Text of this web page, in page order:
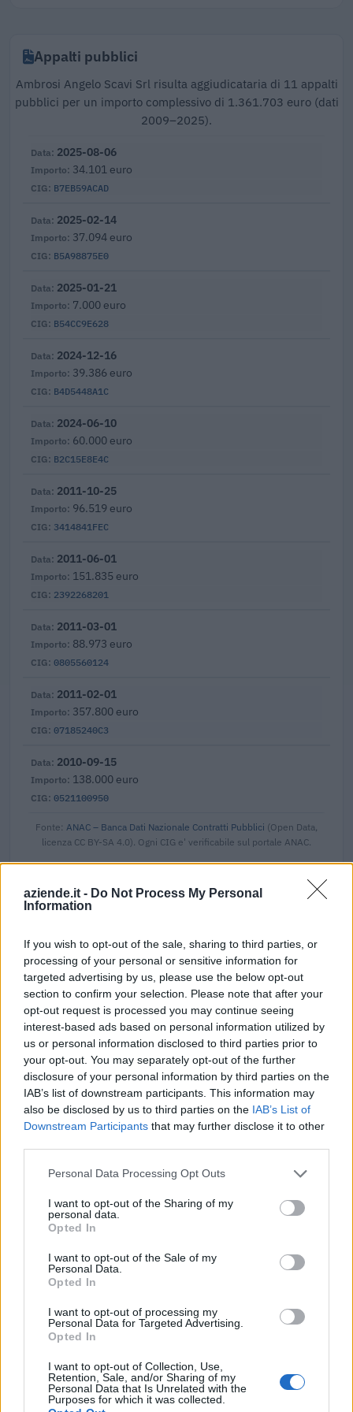
aziende.it - Do Not Process My Personal
Information
If you wish to opt-out of the sale, sharing to third parties, or
processing of your personal or sensitive information for
targeted advertising by us, please use the below opt-out
section to confirm your selection. Please note that after your
opt-out request is processed you may continue seeing
interest-based ads based on personal information utilized by
us or personal information disclosed to third parties prior to
your opt-out. You may separately opt-out of the further
disclosure of your personal information by third parties on the
IAB’s list of downstream participants. This information may
also be disclosed by us to third parties on the IAB’s List of
Downstream Participants that may further disclose it to other
Personal Data Processing Opt Outs
I want to opt-out of the Sharing of my
personal data.
Opted In
I want to opt-out of the Sale of my
Personal Data.
Opted In
I want to opt-out of processing my
Personal Data for Targeted Advertising.
Opted In
I want to opt-out of Collection, Use,
Retention, Sale, and/or Sharing of my
Personal Data that Is Unrelated with the
Purposes for which it was collected.
Appalti pubblici
Ambrosi Angelo Scavi Srl risulta aggiudicataria di 11 appalti
pubblici per un importo complessivo di 1.361.703 euro (dati
2009–2025).
B7EB59ACAD
2025-08-06
34.101 euro
B5A98875E0
2025-02-14
37.094 euro
B54CC9E628
2025-01-21
7.000 euro
B4D5448A1C
2024-12-16
39.386 euro
B2C15E8E4C
2024-06-10
60.000 euro
3414841FEC
2011-10-25
96.519 euro
2392268201
2011-06-01
151.835 euro
0805560124
2011-03-01
88.973 euro
07185240C3
2011-02-01
357.800 euro
0521100950
2010-09-15
138.000 euro
Fonte: ANAC – Banca Dati Nazionale Contratti Pubblici (Open Data,
licenza CC BY-SA 4.0). Ogni CIG e' verificabile sul portale ANAC.
Ambrosi Angelo Scavi Srl risulta beneficiaria di 21 aiuti o
contributi pubblici per un totale di almeno 621.353 euro
(2020–2025).
2025-10-20
Nuova Sabatini - Finanziamenti per l'acquisto di
nuovi macchinari, impianti e attrezzature da parte delle
piccole e medi
Ministero delle Imprese e del Made in Italy -
Dipartimento per le politiche per
3.164 euro
2023-11-14
Fondo di garanzia per le piccole e medie imprese
Banca del Mezzogiorno MedioCredito Centrale S.p.A.
18.000 euro
2023-11-14
Fondo di garanzia per le piccole e medie imprese
Banca del Mezzogiorno MedioCredito Centrale S.p.A.
18.000 euro
2023-11-14
Fondo di garanzia per le piccole e medie imprese
36.000 euro
2023-05-31